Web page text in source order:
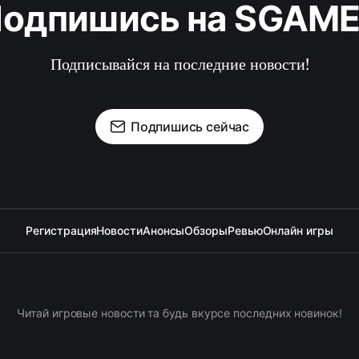
на
Подписывайся на последние новости!
Подпишись сейчас
РегистрацияНовостиАнонсыОбзорыРевьюОнлайн игры
Читай игровые новости та будь вкурсе последних новинок!